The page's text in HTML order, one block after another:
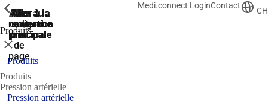
Aller à la
recherche
Aller à la
navigation
principale
Aller à la
navigation
principale
Aller au
contenu
principal
Aller
au
pied
de
page
Medi.connect LoginContact
CH
Produits
ShowPrevious
Fermer
Produits
Produits
Pression artérielle
ShowPrevious
Pression artérielle
ShowPrevious
ShowPrevious